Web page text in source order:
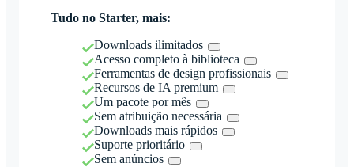
Tudo no Starter, mais:
Downloads ilimitados
Acesso completo à biblioteca
Ferramentas de design profissionais
Recursos de IA premium
Um pacote por mês
Sem atribuição necessária
Downloads mais rápidos
Suporte prioritário
Sem anúncios